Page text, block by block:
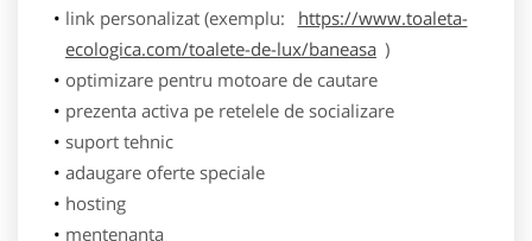
link personalizat (exemplu:
https://www.toaleta-
ecologica.com/toalete-de-lux/baneasa )
optimizare pentru motoare de cautare
prezenta activa pe retelele de socializare
suport tehnic
adaugare oferte speciale
hosting
mentenanta